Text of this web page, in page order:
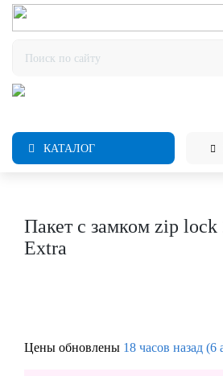
КАТАЛОГ
Пакет с замком zip
Extra
Цены обновлены 18 часов назад (6